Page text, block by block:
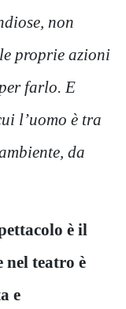
non
proprie azioni
farlo. E
l’uomo è tra
da
è il
nel teatro è
e